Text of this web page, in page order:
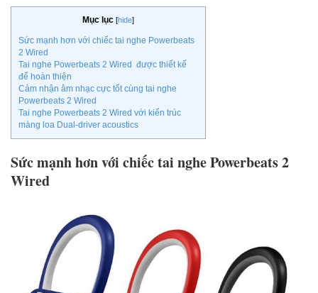
Mục lục [hide]
Sức mạnh hơn với chiếc tai nghe Powerbeats
2 Wired
Tai nghe Powerbeats 2 Wired được thiết kế
để hoàn thiện
Cảm nhận âm nhạc cực tốt cùng tai nghe
Powerbeats 2 Wired
Tai nghe Powerbeats 2 Wired với kiến trúc
màng loa Dual-driver acoustics
Sức mạnh hơn với chiếc tai nghe Powerbeats 2
Wired